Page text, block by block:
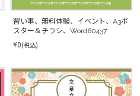
習い事、無料体験、イベント、A3ポ
スター＆チラシ、Word60437
¥0(税込)